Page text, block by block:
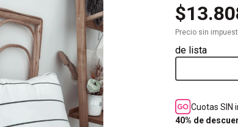
Precio sin
Cuotas SIN
40% de